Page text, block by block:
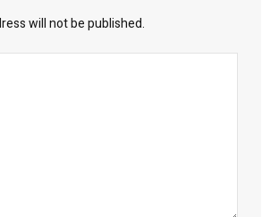
will not be published.